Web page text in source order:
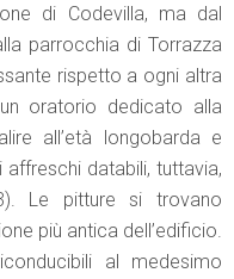
di Codevilla, ma dal
parrocchia di Torrazza
rispetto a ogni altra
oratorio dedicato alla
all’età longobarda e
databili, tuttavia,
Le pitture si trovano
più antica dell’edificio.
al medesimo